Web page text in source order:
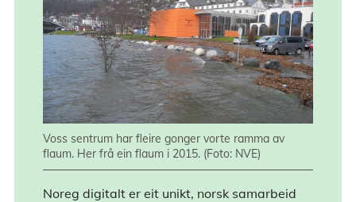
Voss sentrum har fleire gonger vorte ramma av
flaum. Her frå ein flaum i 2015. (Foto: NVE)
Noreg digitalt er eit unikt, norsk samarbeid